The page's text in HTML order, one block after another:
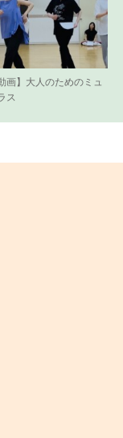
画】大人のためのミュ
ス